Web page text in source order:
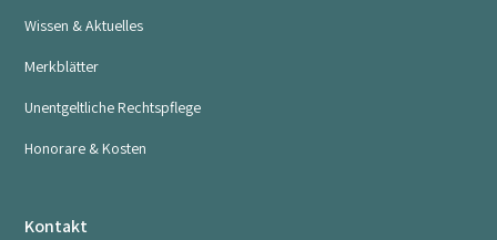
Wissen & Aktuelles
Merkblätter
Unentgeltliche Rechtspflege
Honorare & Kosten
Kontakt